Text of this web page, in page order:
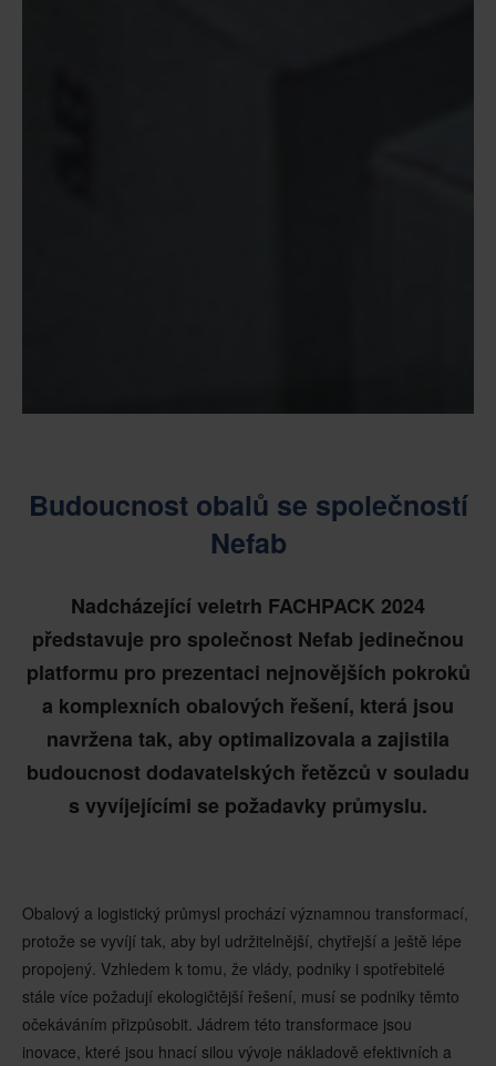
Budoucnost obalů se společností
Nefab
Nadcházející veletrh FACHPACK 2024
představuje pro společnost Nefab jedinečnou
platformu pro prezentaci nejnovějších pokroků
a komplexních obalových řešení, která jsou
navržena tak, aby optimalizovala a zajistila
budoucnost dodavatelských řetězců v souladu
s vyvíjejícími se požadavky průmyslu.
Obalový a logistický průmysl prochází významnou transformací,
protože se vyvíjí tak, aby byl udržitelnější, chytřejší a ještě lépe
propojený. Vzhledem k tomu, že vlády, podniky i spotřebitelé
stále více požadují ekologičtější řešení, musí se podniky těmto
očekáváním přizpůsobit. Jádrem této transformace jsou
inovace, které jsou hnací silou vývoje nákladově efektivních a